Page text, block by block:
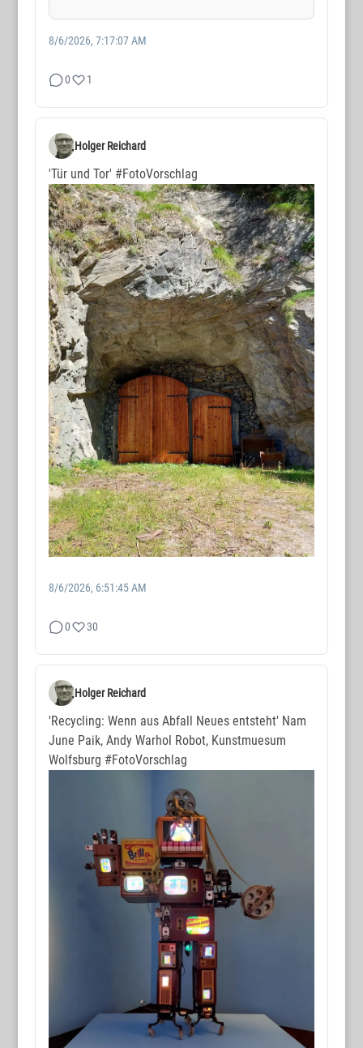
8/6/2026, 7:17:07 AM
0 1
Holger Reichard
'Tür und Tor' #FotoVorschlag
8/6/2026, 6:51:45 AM
0 30
Holger Reichard
'Recycling: Wenn aus Abfall Neues entsteht' Nam
June Paik, Andy Warhol Robot, Kunstmuesum
Wolfsburg #FotoVorschlag
WORTMAX
www.wortmax.de
Buchvorstellungen und Beobachtungen
www.wortmax.com
Das Kreativ-Netzwerk
www.wortmax.net
Holger Reichard
post@wortmax.net
Datenschutz